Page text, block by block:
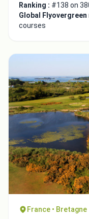
Ranking : #138 on
Global Flyovergreen
courses
France • Bretagne